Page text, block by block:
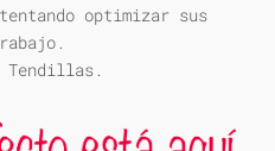
optimizar sus
Tendillas.